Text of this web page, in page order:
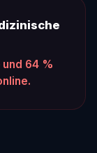
64 %